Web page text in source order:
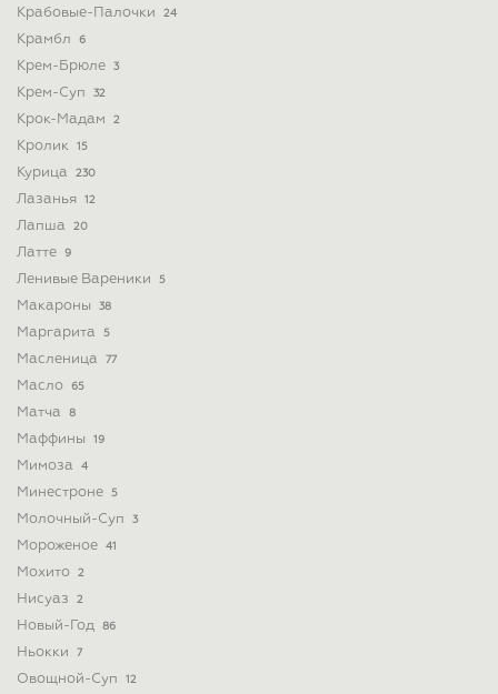
Крабовые-Палочки 24
Крамбл 6
Крем-Брюле 3
Крем-Суп 32
Крок-Мадам 2
Кролик 15
Курица 230
Лазанья 12
Лапша 20
Латте 9
Ленивые Вареники 5
Макароны 38
Маргарита 5
Масленица 77
Масло 65
Матча 8
Маффины 19
Мимоза 4
Минестроне 5
Молочный-Суп 3
Мороженое 41
Мохито 2
Нисуаз 2
Новый-Год 86
Ньокки 7
Овощной-Суп 12